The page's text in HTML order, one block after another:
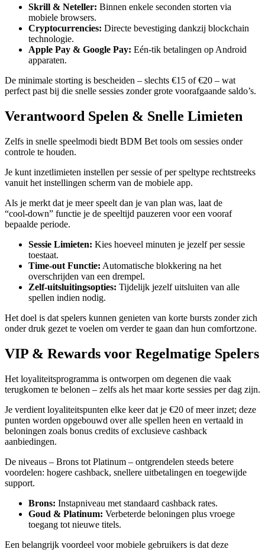
Skrill & Neteller: Binnen enkele seconden storten via
mobiele browsers.
Cryptocurrencies: Directe bevestiging dankzij blockchain
technologie.
Apple Pay & Google Pay: Eén‑tik betalingen op Android
apparaten.
De minimale storting is bescheiden – slechts €15 of €20 – wat
perfect past bij die snelle sessies zonder grote voorafgaande saldo’s.
Verantwoord Spelen & Snelle Limieten
Zelfs in snelle speelmodi biedt BDM Bet tools om sessies onder
controle te houden.
Je kunt inzetlimieten instellen per sessie of per speltype rechtstreeks
vanuit het instellingen scherm van de mobiele app.
Als je merkt dat je meer speelt dan je van plan was, laat de
“cool‑down” functie je de speeltijd pauzeren voor een vooraf
bepaalde periode.
Sessie Limieten: Kies hoeveel minuten je jezelf per sessie
toestaat.
Time‑out Functie: Automatische blokkering na het
overschrijden van een drempel.
Zelf‑uitsluitingsopties: Tijdelijk jezelf uitsluiten van alle
spellen indien nodig.
Het doel is dat spelers kunnen genieten van korte bursts zonder zich
onder druk gezet te voelen om verder te gaan dan hun comfortzone.
VIP & Rewards voor Regelmatige Spelers
Het loyaliteitsprogramma is ontworpen om degenen die vaak
terugkomen te belonen – zelfs als het maar korte sessies per dag zijn.
Je verdient loyaliteitspunten elke keer dat je €20 of meer inzet; deze
punten worden opgebouwd over alle spellen heen en vertaald in
beloningen zoals bonus credits of exclusieve cashback
aanbiedingen.
De niveaus – Brons tot Platinum – ontgrendelen steeds betere
voordelen: hogere cashback, snellere uitbetalingen en toegewijde
support.
Brons: Instapniveau met standaard cashback rates.
Goud & Platinum: Verbeterde beloningen plus vroege
toegang tot nieuwe titels.
Een belangrijk voordeel voor mobiele gebruikers is dat deze